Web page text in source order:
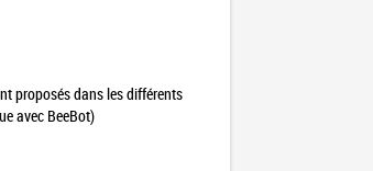
proposés dans les différents
avec BeeBot)